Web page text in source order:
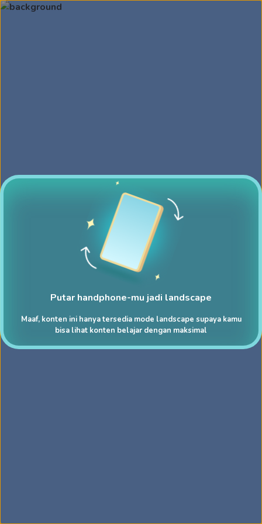
Putar handphone-mu jadi landscape
Maaf, konten ini hanya tersedia mode landscape supaya kamu
bisa lihat konten belajar dengan maksimal